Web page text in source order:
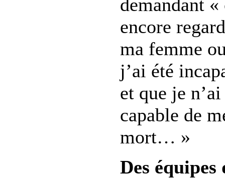
demandant
encore
ma femme
j’ai été
et que je
capable de
mort… »
Des équipes